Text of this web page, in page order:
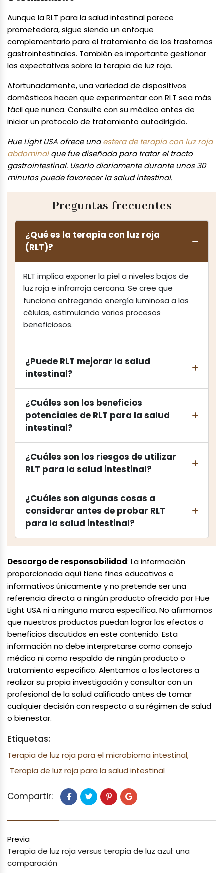
Aunque la RLT para la salud intestinal parece
prometedora, sigue siendo un enfoque
complementario para el tratamiento de los trastornos
gastrointestinales. También es importante gestionar
las expectativas sobre la terapia de luz roja.
Afortunadamente, una variedad de dispositivos
domésticos hacen que experimentar con RLT sea más
fácil que nunca. Consulte con su médico antes de
iniciar un protocolo de tratamiento autodirigido.
Hue Light USA ofrece unaestera de terapia con luz roja
abdominalque fue diseñada para tratar el tracto
gastrointestinal. Usarlo diariamente durante unos 30
minutos puede favorecer la salud intestinal.
Preguntas frecuentes
¿Qué es la terapia con luz roja
(RLT)?
RLT implica exponer la piel a niveles bajos de
luz roja e infrarroja cercana. Se cree que
funciona entregando energía luminosa a las
células, estimulando varios procesos
beneficiosos.
¿Puede RLT mejorar la salud
intestinal?
¿Cuáles son los beneficios
potenciales de RLT para la salud
intestinal?
¿Cuáles son los riesgos de utilizar
RLT para la salud intestinal?
¿Cuáles son algunas cosas a
considerar antes de probar RLT
para la salud intestinal?
Descargo de responsabilidad: La información
proporcionada aquí tiene fines educativos e
informativos únicamente y no pretende ser una
referencia directa a ningún producto ofrecido por Hue
Light USA ni a ninguna marca específica. No afirmamos
que nuestros productos puedan lograr los efectos o
beneficios discutidos en este contenido. Esta
información no debe interpretarse como consejo
médico ni como respaldo de ningún producto o
tratamiento específico. Alentamos a los lectores a
realizar su propia investigación y consultar con un
profesional de la salud calificado antes de tomar
cualquier decisión con respecto a su régimen de salud
o bienestar.
Etiquetas:
Terapia de luz roja para el microbioma intestinal,
Terapia de luz roja para la salud intestinal
Compartir:
Previa
Terapia de luz roja versus terapia de luz azul: una
comparación